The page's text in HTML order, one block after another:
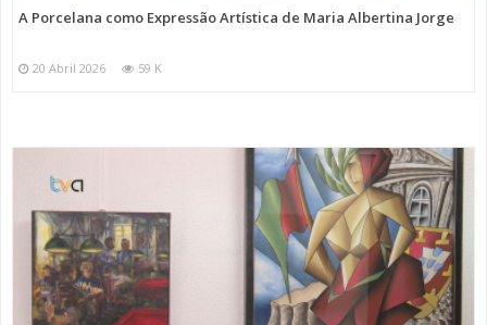
A Porcelana como Expressão Artística de Maria Albertina Jorge
20 Abril 2026 59 K